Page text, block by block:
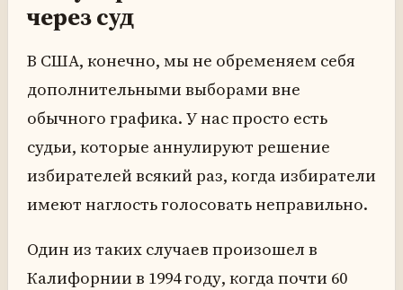
через суд
В США, конечно, мы не обременяем себя
дополнительными выборами вне
обычного графика. У нас просто есть
судьи, которые аннулируют решение
избирателей всякий раз, когда избиратели
имеют наглость голосовать неправильно.
Один из таких случаев произошел в
Калифорнии в 1994 году, когда почти 60